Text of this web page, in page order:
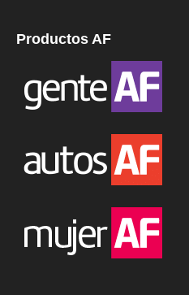
Productos AF